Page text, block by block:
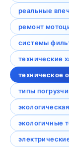
реальные
ремонт
системы
технические
техническое
типы
экологичные